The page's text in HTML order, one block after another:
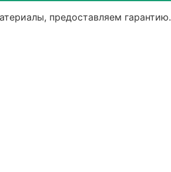
предоставляем гарантию.